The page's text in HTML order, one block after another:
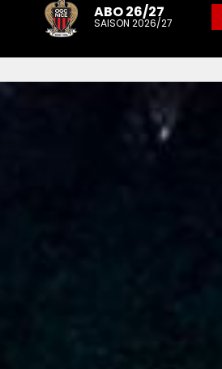
ABO 26/27
SAISON 2026/27